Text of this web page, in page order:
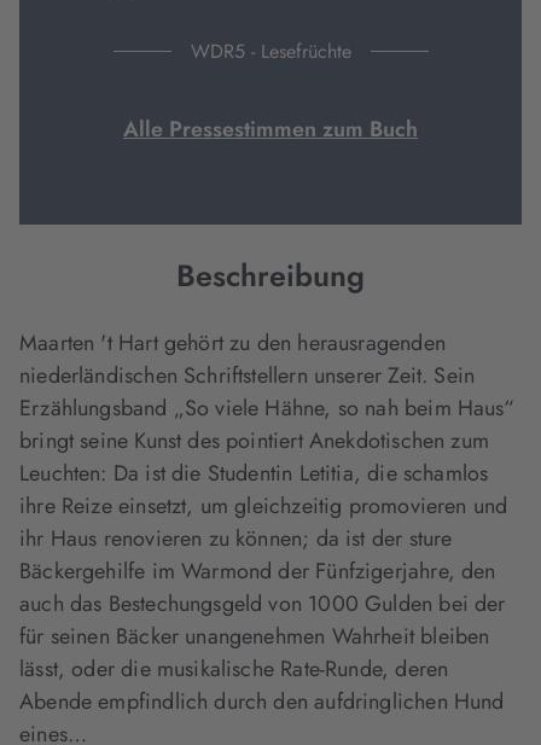
WDR5 - Lesefrüchte
Alle Pressestimmen zum Buch
Beschreibung
Maarten 't Hart gehört zu den herausragenden
niederländischen Schriftstellern unserer Zeit. Sein
Erzählungsband „So viele Hähne, so nah beim Haus“
bringt seine Kunst des pointiert Anekdotischen zum
Leuchten: Da ist die Studentin Letitia, die schamlos
ihre Reize einsetzt, um gleichzeitig promovieren und
ihr Haus renovieren zu können; da ist der sture
Bäckergehilfe im Warmond der Fünfzigerjahre, den
auch das Bestechungsgeld von 1000 Gulden bei der
für seinen Bäcker unangenehmen Wahrheit bleiben
lässt, oder die musikalische Rate-Runde, deren
Abende empfindlich durch den aufdringlichen Hund
eines…